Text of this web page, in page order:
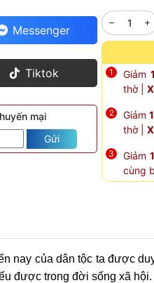
Messenger
Tiktok
mại
Gửi
Giảm
thờ |
Giảm
thờ |
Giảm
cùng
nay của dân tộc ta được
được trong đời sống xã